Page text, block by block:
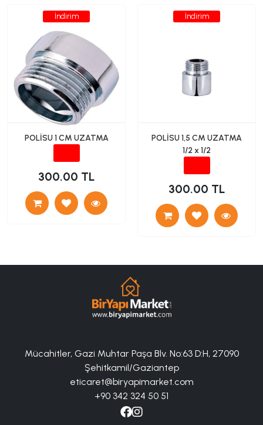
İndirim
POLİSU 1 CM UZATMA
300.00 TL
İndirim
POLİSU 1,5 CM UZATMA
1/2 x 1/2
300.00 TL
Mücahitler, Gazi Muhtar Paşa Blv. No:63 D:H, 27090
Şehitkamil/Gaziantep
eticaret@biryapimarket.com
+90 342 324 50 51